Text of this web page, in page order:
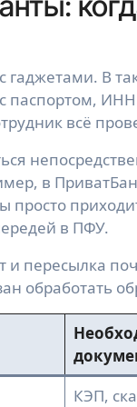
гаджетами. В
паспортом,
всё
в
в ПФУ.
и пересылка
обработать
КЭП,